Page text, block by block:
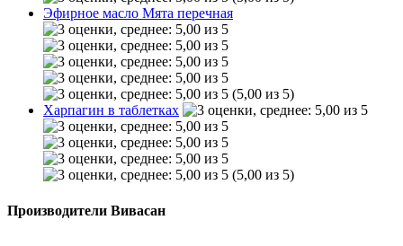
Эфирное масло Мята перечная
(5,00 из 5)
Харпагин в таблетках
(5,00 из 5)
Производители Вивасан